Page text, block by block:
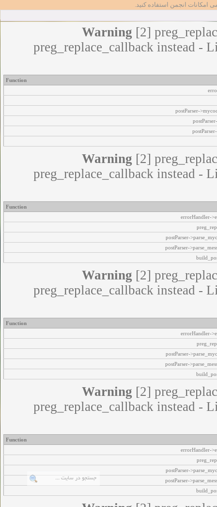
امکانات انجمن استفاده کنید.
Warning [2]
preg_replace_callback instead -
Function
postParser-
Warning [2]
preg_replace_callback instead -
Function
errorHandler-
postParser-
postParser-
Warning [2]
preg_replace_callback instead -
Function
errorHandler-
postParser-
postParser-
Warning [2]
preg_replace_callback instead -
Function
errorHandler-
postParser-
postParser-